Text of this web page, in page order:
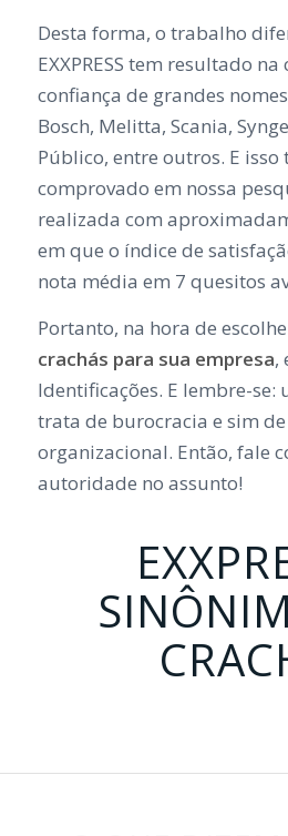
Desta forma, o trabalho
EXXPRESS tem resultado
confiança de grandes
Bosch, Melitta, Scania,
Público, entre outros. E
comprovado em nossa
realizada com
em que o índice de
nota média em 7 quesitos
Portanto, na hora de
crachás para sua empresa,
Identificações. E lembre-se:
trata de burocracia e sim de
organizacional. Então, fale
autoridade no assunto!